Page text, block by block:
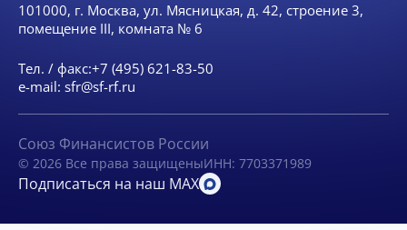
101000, г. Москва, ул. Мясницкая, д. 42, строение 3,
помещение III, комната № 6
Тел. / факс:+7 (495) 621-83-50
e-mail: sfr@sf-rf.ru
Союз Финансистов России
© 2026 Все права защищеныИНН: 7703371989
Подписаться на наш MAX